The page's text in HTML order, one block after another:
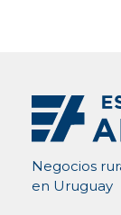
Negocios
en Uruguay